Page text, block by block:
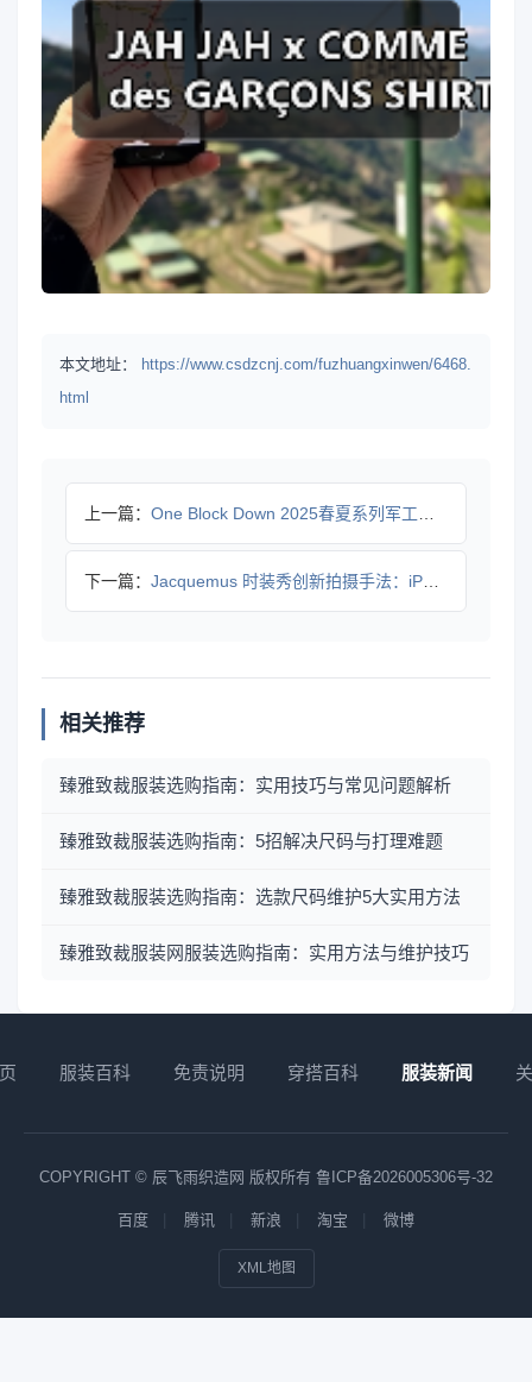
本文地址：
https://www.csdzcnj.com/fuzhuangxinwen/6468.
html
上一篇： One Block Down 2025春夏系列军工装迷彩皮革
下一篇： Jacquemus 时装秀创新拍摄手法：iPhone 拍摄如
相关推荐
臻雅致裁服装选购指南：实用技巧与常见问题解析
臻雅致裁服装选购指南：5招解决尺码与打理难题
臻雅致裁服装选购指南：选款尺码维护5大实用方法
臻雅致裁服装网服装选购指南：实用方法与维护技巧
服装百科 免责说明 穿搭百科 服装新闻
COPYRIGHT © 辰飞雨织造网 版权所有 鲁ICP备2026005306号-32
百度 腾讯 新浪 淘宝 微博
XML地图